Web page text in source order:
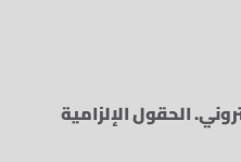
الحقول الإلزامية